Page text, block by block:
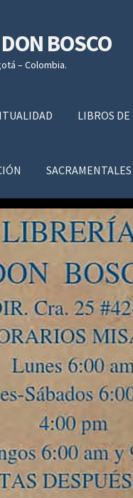
BOSCO
– Colombia.
LIBROS
SACRAMENTALES